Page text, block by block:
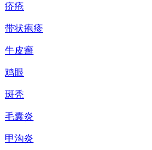
疥疮
带状疱疹
牛皮癣
鸡眼
斑秃
毛囊炎
甲沟炎